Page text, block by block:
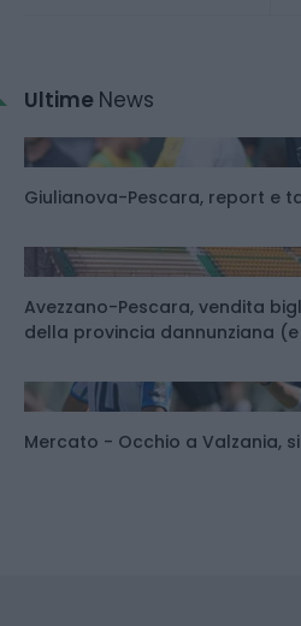
Ultime News
Giulianova-Pescara, report e
Avezzano-Pescara, vendita
della provincia dannunziana
Mercato - Occhio a Valzania,